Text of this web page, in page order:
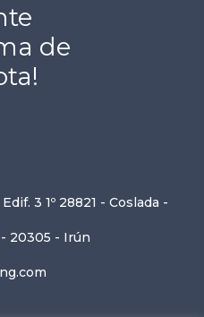
de
3 1º 28821 - Coslada -
- 20305 - Irún